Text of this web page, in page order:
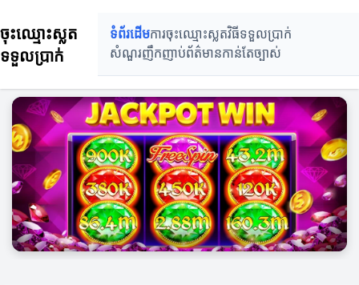
ចុះឈ្មោះស្លត
ទទួលប្រាក់
ទំព័រដើមការចុះឈ្មោះស្លតវិធីទទួលប្រាក់
សំណួរញឹកញាប់ព័ត៌មានកាន់តែច្បាស់